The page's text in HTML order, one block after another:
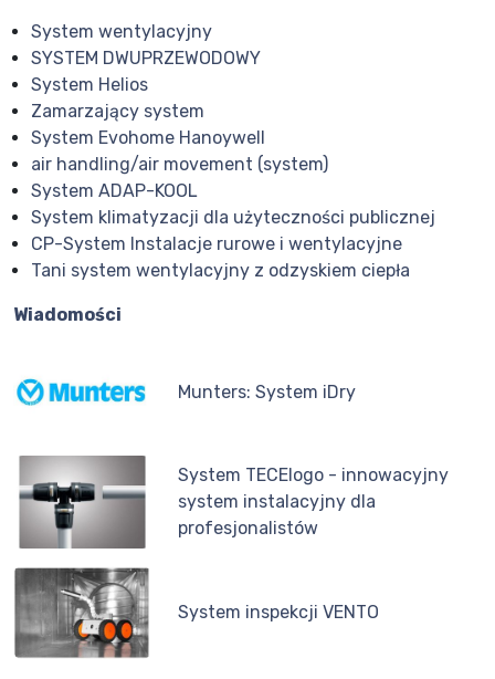
System wentylacyjny
SYSTEM DWUPRZEWODOWY
System Helios
Zamarzający system
System Evohome Hanoywell
air handling/air movement (system)
System ADAP-KOOL
System klimatyzacji dla użyteczności publicznej
CP-System Instalacje rurowe i wentylacyjne
Tani system wentylacyjny z odzyskiem ciepła
Wiadomości
Munters: System iDry
System TECElogo - innowacyjny
system instalacyjny dla
profesjonalistów
System inspekcji VENTO